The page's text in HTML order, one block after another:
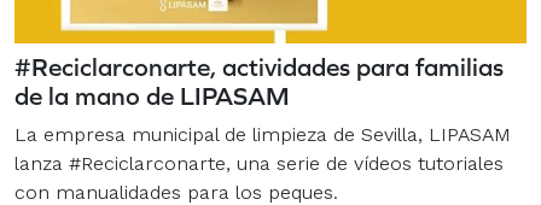
#Reciclarconarte, actividades para familias
de la mano de LIPASAM
La empresa municipal de limpieza de Sevilla, LIPASAM
lanza #Reciclarconarte, una serie de vídeos tutoriales
con manualidades para los peques.